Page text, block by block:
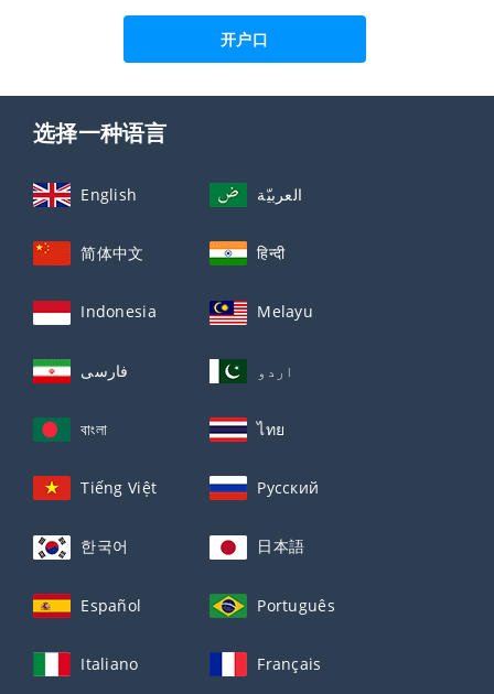
开户口
选择一种语言
English العربيّة
简体中文 हिन्दी
Indonesia Melayu
فارسی اردو
বাংলা ไทย
Tiếng Việt Русский
한국어 日本語
Español Português
Italiano Français